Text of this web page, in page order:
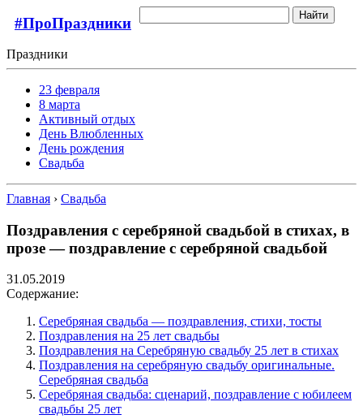
#ПроПраздники Найти
Праздники
23 февраля
8 марта
Активный отдых
День Влюбленных
День рождения
Свадьба
Главная › Свадьба
Поздравления с серебряной свадьбой в стихах, в
прозе — поздравление с серебряной свадьбой
31.05.2019
Содержание:
Серебряная свадьба — поздравления, стихи, тосты
Поздравления на 25 лет свадьбы
Поздравления на Серебряную свадьбу 25 лет в стихах
Поздравления на серебряную свадьбу оригинальные.
Серебряная свадьба
Серебряная свадьба: сценарий, поздравление с юбилеем
свадьбы 25 лет